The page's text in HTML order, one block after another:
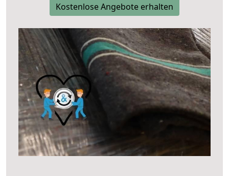
Kostenlose Angebote erhalten